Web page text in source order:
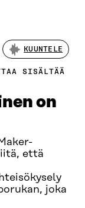
KUUNTELE
SISÄLTÄÄ
on
että
joka